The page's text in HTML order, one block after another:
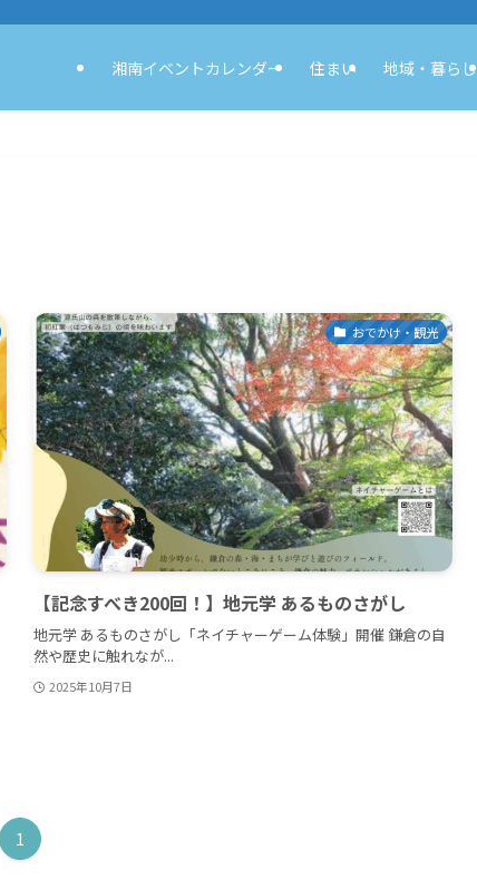
湘南イベントカレンダー 住まい 地域・暮らし
おでかけ・観光
【記念すべき200回！】地元学 あるものさがし
地元学 あるものさがし「ネイチャーゲーム体験」開催 鎌倉の自
然や歴史に触れなが...
2025年10月7日
1